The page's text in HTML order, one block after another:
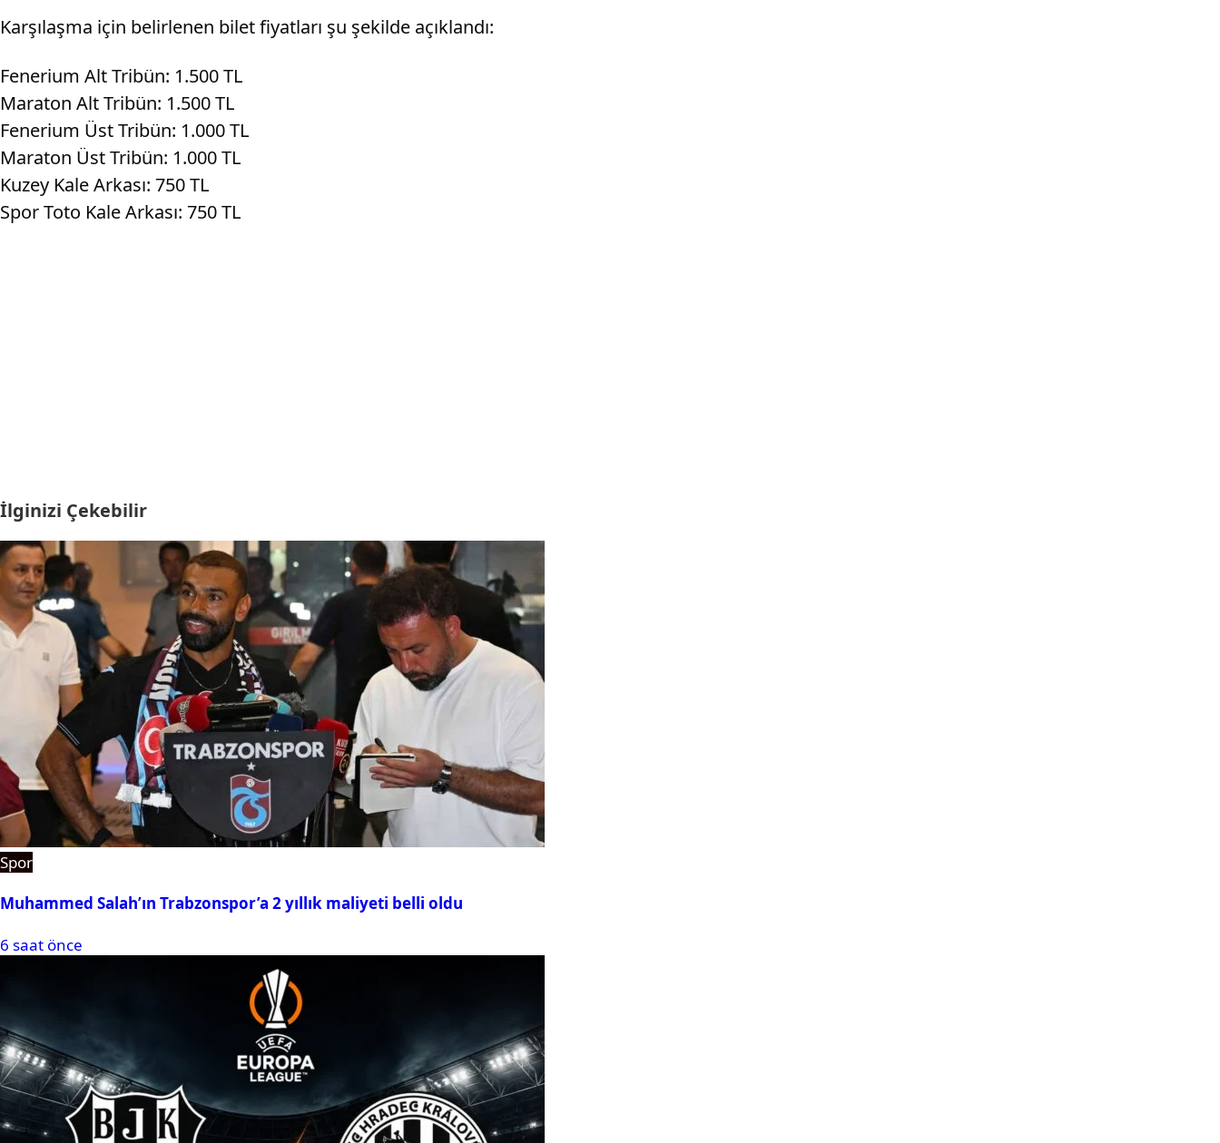
Karşılaşma için belirlenen bilet fiyatları şu şekilde açıklandı:
Fenerium Alt Tribün: 1.500 TL
Maraton Alt Tribün: 1.500 TL
Fenerium Üst Tribün: 1.000 TL
Maraton Üst Tribün: 1.000 TL
Kuzey Kale Arkası: 750 TL
Spor Toto Kale Arkası: 750 TL
İlginizi Çekebilir
Spor
Muhammed Salah’ın Trabzonspor’a 2 yıllık maliyeti belli oldu
6 saat önce